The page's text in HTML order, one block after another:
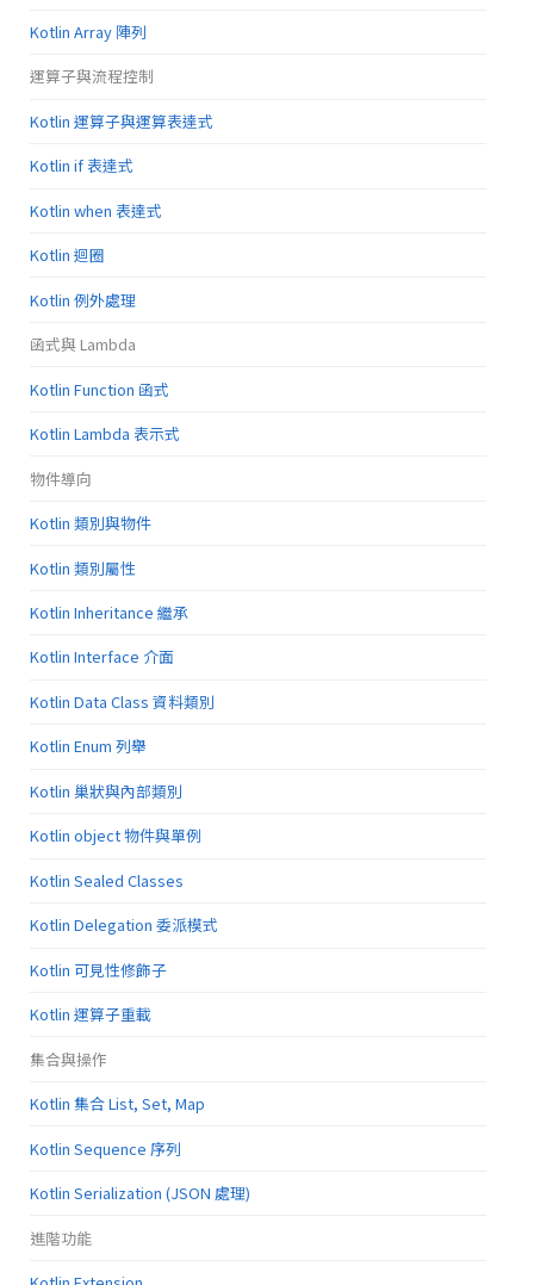
Kotlin Array 陣列
運算子與流程控制
Kotlin 運算子與運算表達式
Kotlin if 表達式
Kotlin when 表達式
Kotlin 迴圈
Kotlin 例外處理
函式與 Lambda
Kotlin Function 函式
Kotlin Lambda 表示式
物件導向
Kotlin 類別與物件
Kotlin 類別屬性
Kotlin Inheritance 繼承
Kotlin Interface 介面
Kotlin Data Class 資料類別
Kotlin Enum 列舉
Kotlin 巢狀與內部類別
Kotlin object 物件與單例
Kotlin Sealed Classes
Kotlin Delegation 委派模式
Kotlin 可見性修飾子
Kotlin 運算子重載
集合與操作
Kotlin 集合 List, Set, Map
Kotlin Sequence 序列
Kotlin Serialization (JSON 處理)
進階功能